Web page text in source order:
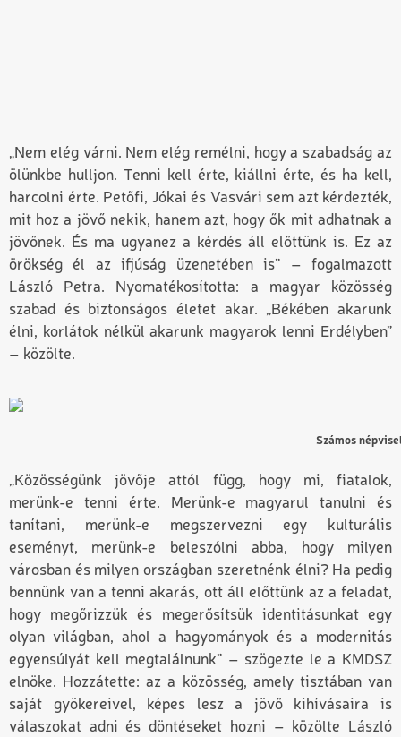
„Nem elég várni. Nem elég remélni, hogy a szabadság az
ölünkbe hulljon. Tenni kell érte, kiállni érte, és ha kell,
harcolni érte. Petőfi, Jókai és Vasvári sem azt kérdezték,
mit hoz a jövő nekik, hanem azt, hogy ők mit adhatnak a
jövőnek. És ma ugyanez a kérdés áll előttünk is. Ez az
örökség él az ifjúság üzenetében is” – fogalmazott
László Petra. Nyomatékosította: a magyar közösség
szabad és biztonságos életet akar. „Békében akarunk
élni, korlátok nélkül akarunk magyarok lenni Erdélyben”
– közölte.
Számos
„Közösségünk jövője attól függ, hogy mi, fiatalok,
merünk-e tenni érte. Merünk-e magyarul tanulni és
tanítani, merünk-e megszervezni egy kulturális
eseményt, merünk-e beleszólni abba, hogy milyen
városban és milyen országban szeretnénk élni? Ha pedig
bennünk van a tenni akarás, ott áll előttünk az a feladat,
hogy megőrizzük és megerősítsük identitásunkat egy
olyan világban, ahol a hagyományok és a modernitás
egyensúlyát kell megtalálnunk” – szögezte le a KMDSZ
elnöke. Hozzátette: az a közösség, amely tisztában van
saját gyökereivel, képes lesz a jövő kihívásaira is
válaszokat adni és döntéseket hozni – közölte László